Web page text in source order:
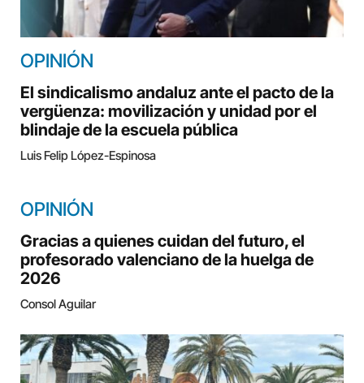
OPINIÓN
El sindicalismo andaluz ante el pacto de la
vergüenza: movilización y unidad por el
blindaje de la escuela pública
Luis Felip López-Espinosa
OPINIÓN
Gracias a quienes cuidan del futuro, el
profesorado valenciano de la huelga de
2026
Consol Aguilar